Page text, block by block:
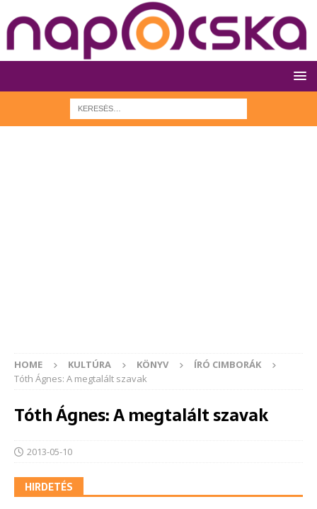
HOME KULTÚRA KÖNYV
ÍRÓ CIMBORÁK
Tóth Ágnes: A megtalált szavak
Tóth Ágnes: A megtalált szavak
2013-05-10
HIRDETÉS